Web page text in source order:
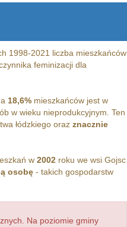
1998-2021 liczba mieszkańców
feminizacji dla
18,6%mieszkańców jest w
w wieku nieprodukcyjnym. Ten
łódzkiego oraz znacznie
w 2002roku we wsi Gojsc
osobę- takich gospodarstw
Na poziomie gminy